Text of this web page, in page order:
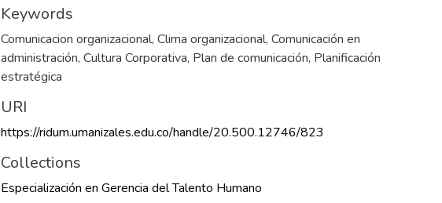
Keywords
Comunicacion organizacional, Clima organizacional, Comunicación en
administración, Cultura Corporativa, Plan de comunicación, Planificación
estratégica
URI
https://ridum.umanizales.edu.co/handle/20.500.12746/823
Collections
Especialización en Gerencia del Talento Humano